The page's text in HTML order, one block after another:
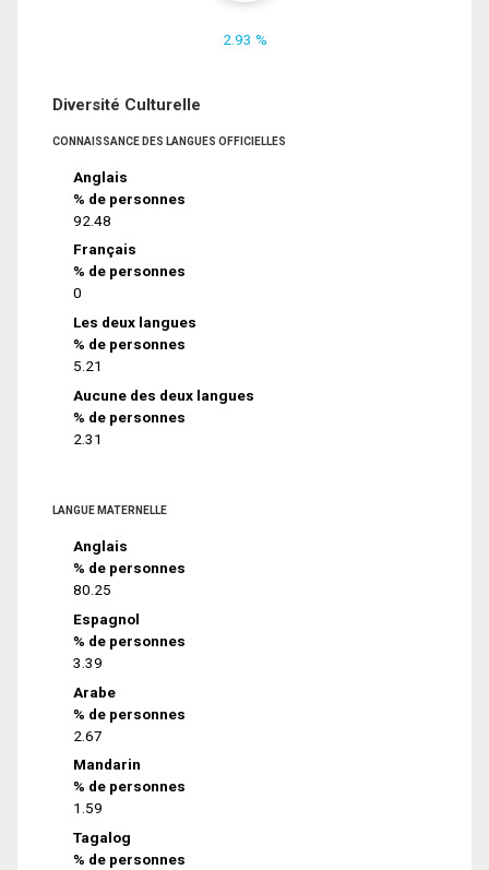
2.93 %
Diversité Culturelle
CONNAISSANCE DES LANGUES OFFICIELLES
Anglais
% de personnes
92.48
Français
% de personnes
0
Les deux langues
% de personnes
5.21
Aucune des deux langues
% de personnes
2.31
LANGUE MATERNELLE
Anglais
% de personnes
80.25
Espagnol
% de personnes
3.39
Arabe
% de personnes
2.67
Mandarin
% de personnes
1.59
Tagalog
% de personnes